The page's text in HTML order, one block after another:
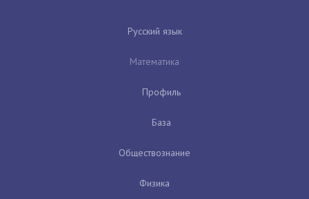
Русский язык
Математика
Профиль
База
Обществознание
Физика